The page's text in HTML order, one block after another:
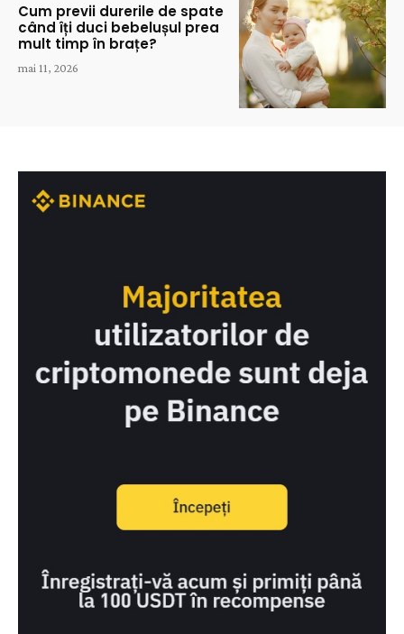
Cum previi durerile de spate
când îți duci bebelușul prea
mult timp în brațe?
mai 11, 2026